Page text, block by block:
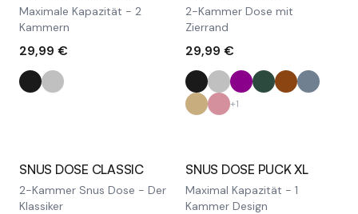
Maximale Kapazität - 2
Kammern
29,99 €
2-Kammer Dose mit
Zierrand
29,99 €
+1
SNUS DOSE CLASSIC
2-Kammer Snus Dose - Der
Klassiker
SNUS DOSE PUCK XL
Maximal Kapazität - 1
Kammer Design